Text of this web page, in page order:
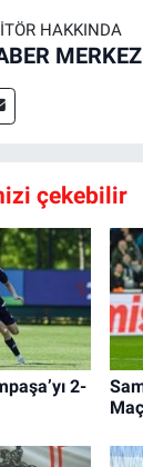
HAKKINDA
çekebilir
2-